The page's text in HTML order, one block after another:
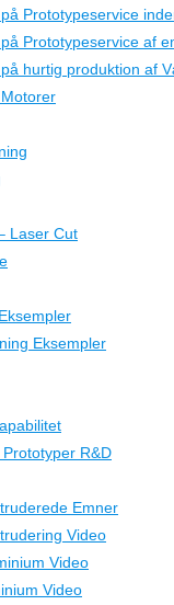
Prototypeservice
Prototypeservice af
hurtig produktion af
Laser Cut
Eksempler
R&D
Emner
Video
Video
Video